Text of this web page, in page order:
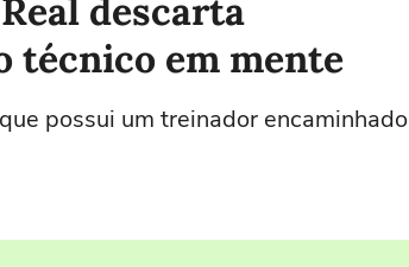
descarta
em mente
possui um treinador encaminhado